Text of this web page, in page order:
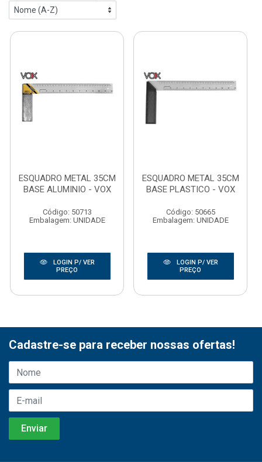
ESQUADRO METAL 35CM
BASE ALUMINIO - VOX
Código: 50713
Embalagem: UNIDADE
LOGIN P/ VER
PREÇO
ESQUADRO METAL 35CM
BASE PLASTICO - VOX
Código: 50665
Embalagem: UNIDADE
LOGIN P/ VER
PREÇO
Cadastre-se para receber nossas ofertas!